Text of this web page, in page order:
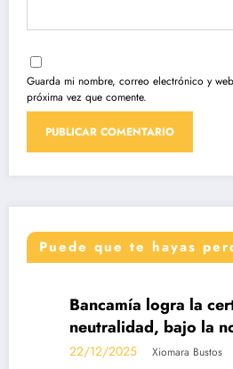
Guarda mi nombre, correo electrónico y
próxima vez que comente.
Puede que te hayas
DESTACADAS
Bancamía logra la
neutralidad, bajo la
14068-1
22/12/2025 Xiomara Bustos